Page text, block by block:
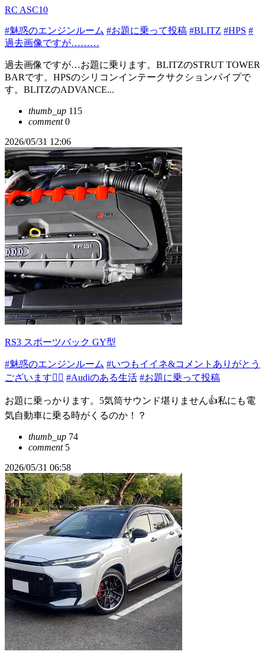
RC ASC10
#魅惑のエンジンルーム #お題に乗って投稿 #BLITZ #HPS #
過去画像ですが………
過去画像ですが…お題に乗ります。BLITZのSTRUT TOWER
BARです。HPSのシリコンインテークサクションパイプで
す。BLITZのADVANCE...
thumb_up 115
comment0
2026/05/31 12:06
RS3 スポーツバック GY型
#魅惑のエンジンルーム #いつもイイネ&コメントありがとう
ございます🙇‍♂️ #Audiのある生活 #お題に乗って投稿
お題に乗っかります。5気筒サウンド堪りません👍私にも電
気自動車に乗る時がくるのか！？
thumb_up 74
comment5
2026/05/31 06:58